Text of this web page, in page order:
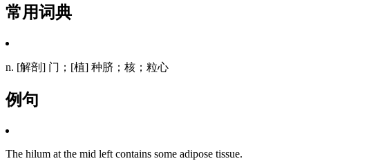
常用词典
n. [解剖] 门；[植] 种脐；核；粒心
例句
The hilum at the mid left contains some adipose tissue.